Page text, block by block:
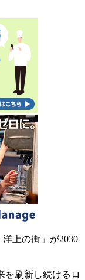
上の街」が2030
を刷新し続けるロ